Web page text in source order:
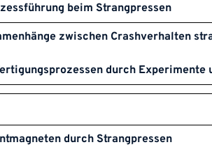
beim Strangpressen
zwischen Crashverhalten
durch Experimente
durch Strangpressen